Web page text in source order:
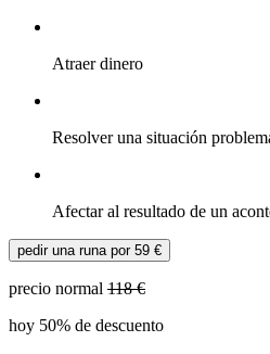
Atraer dinero
Resolver una situación
Afectar al resultado de un
pedir una runa por 59 €
precio normal 118 €
hoy 50% de descuento